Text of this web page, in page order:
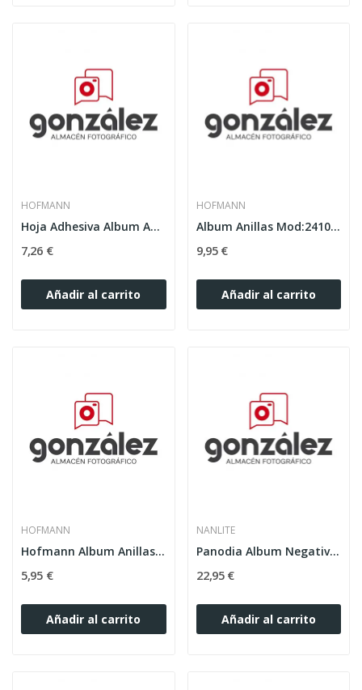
HOFMANN
Hoja Adhesiva Album Anillas Mod:Madrid 20H
7,26 €
Añadir al carrito
HOFMANN
Album Anillas Mod:2410 31X23(Con 10 Hojas)
9,95 €
Añadir al carrito
HOFMANN
Hofmann Album Anillas Mod:2040 Hello Kitty
5,95 €
Añadir al carrito
NANLITE
Panodia Album Negativos 35mm(20H)
22,95 €
Añadir al carrito